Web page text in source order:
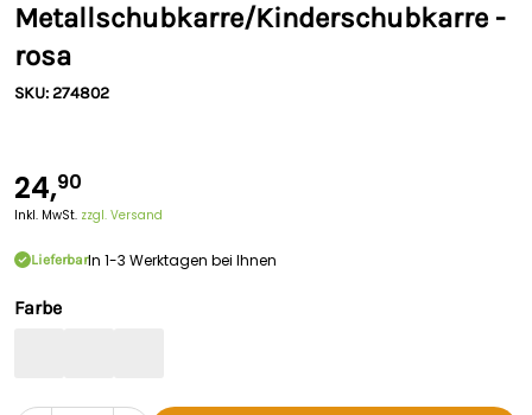
Metallschubkarre/Kinderschubkarre -
rosa
SKU: 274802
24,90
Inkl. MwSt. zzgl. Versand
LieferbarIn 1-3 Werktagen bei Ihnen
Farbe